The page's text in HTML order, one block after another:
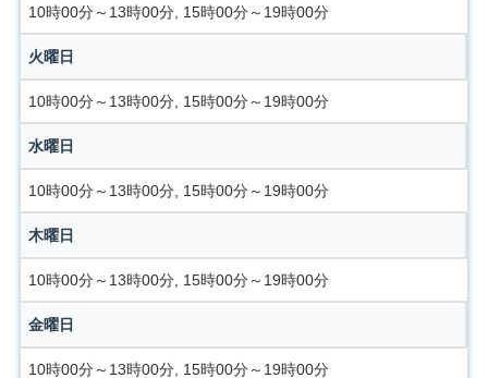
10時00分～13時00分, 15時00分～19時00分
火曜日
10時00分～13時00分, 15時00分～19時00分
水曜日
10時00分～13時00分, 15時00分～19時00分
木曜日
10時00分～13時00分, 15時00分～19時00分
金曜日
10時00分～13時00分, 15時00分～19時00分